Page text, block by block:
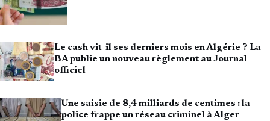
Le cash vit-il ses derniers mois en Algérie ? La
BA publie un nouveau règlement au Journal
officiel
Une saisie de 8,4 milliards de centimes : la
police frappe un réseau criminel à Alger